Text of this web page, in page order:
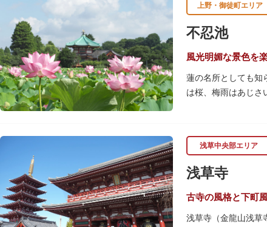
上野・御徒町エリア
不忍池
風光明媚な景色を
蓮の名所としても知
は桜、梅雨はあじさ
「ボート池」ではス
「鵜の池」にはマガ
ファミリーで、カッ
浅草中央部エリア
浅草寺
古寺の風格と下町
浅草寺（金龍山浅草